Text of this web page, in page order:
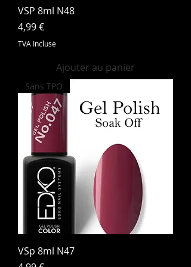
VSP 8ml N48
Prix
4,99 €
TVA Incluse
Ajouter au panier
Sans TPO
VSp 8ml N47